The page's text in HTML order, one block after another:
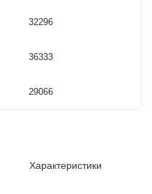
32296
36333
29066
Характеристики